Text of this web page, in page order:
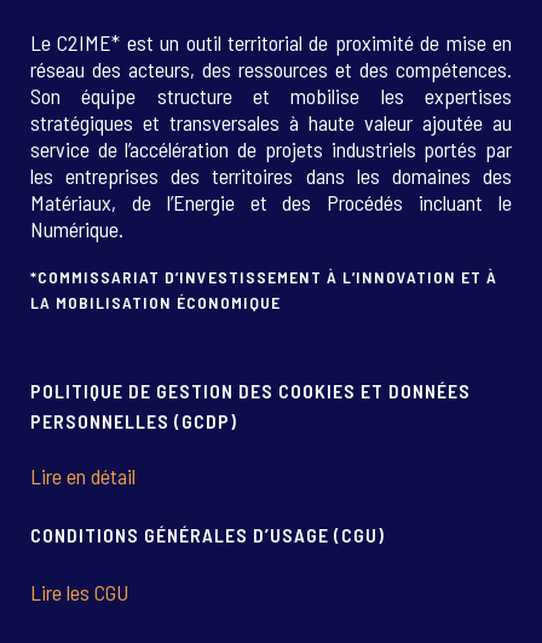
Le C2IME* est un outil territorial de proximité de mise en
réseau des acteurs, des ressources et des compétences.
Son équipe structure et mobilise les expertises
stratégiques et transversales à haute valeur ajoutée au
service de l’accélération de projets industriels portés par
les entreprises des territoires dans les domaines des
Matériaux, de l’Energie et des Procédés incluant le
Numérique.
*COMMISSARIAT D’INVESTISSEMENT À L’INNOVATION ET À
LA MOBILISATION ÉCONOMIQUE
POLITIQUE DE GESTION DES COOKIES ET DONNÉES
PERSONNELLES (GCDP)
Lire en détail
CONDITIONS GÉNÉRALES D’USAGE (CGU)
Lire les CGU